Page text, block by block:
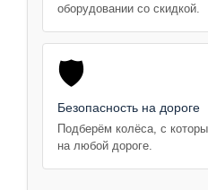
оборудовании со скидкой.
🛡️
Безопасность на дороге
Подберём колёса, с
на любой дороге.